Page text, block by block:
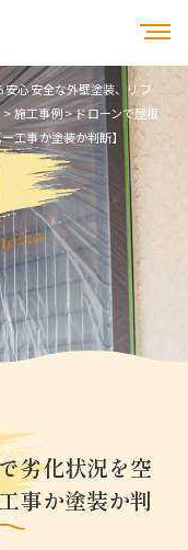
心安全な外壁塗装、リフ
>施工事例>ドローンで屋根
工事か塗装か判断】
劣化状況を空
事か塗装か判